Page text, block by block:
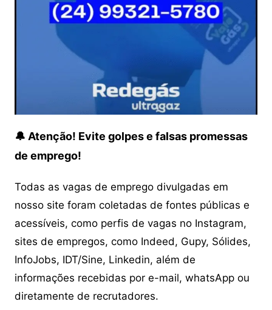
🔔 Atenção! Evite golpes e falsas promessas
de emprego!
Todas as vagas de emprego divulgadas em
nosso site foram coletadas de fontes públicas e
acessíveis, como perfis de vagas no Instagram,
sites de empregos, como Indeed, Gupy, Sólides,
InfoJobs, IDT/Sine, Linkedin, além de
informações recebidas por e-mail, whatsApp ou
diretamente de recrutadores.